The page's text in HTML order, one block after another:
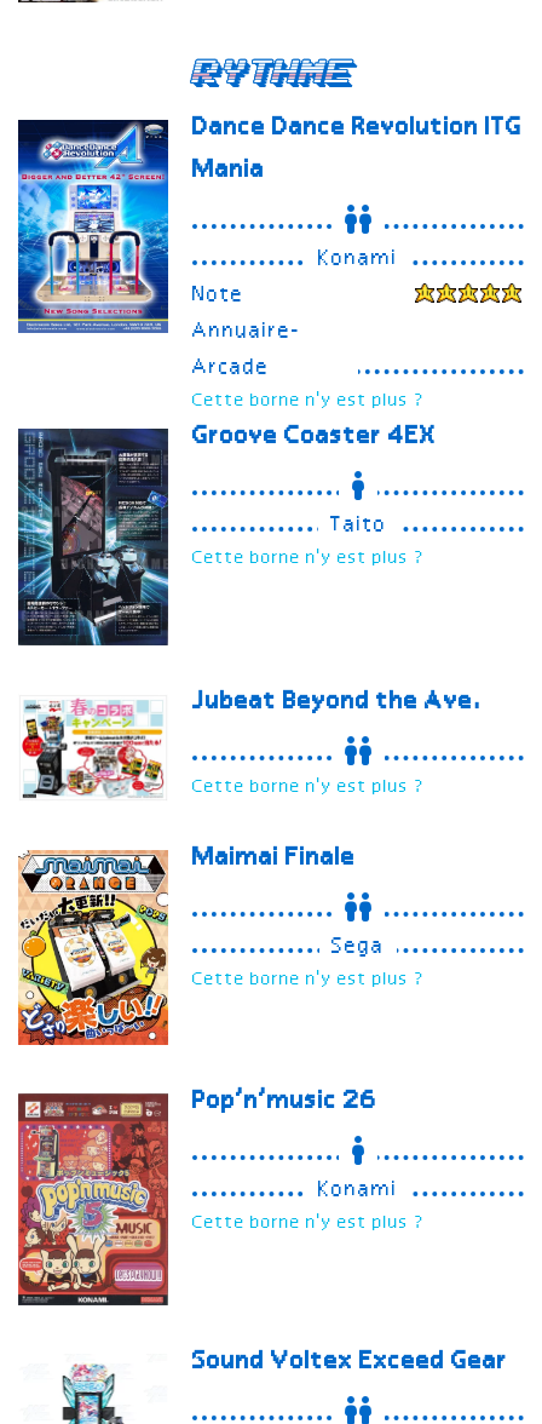
Rythme
Dance Dance Revolution ITG
Mania
Konami
Note
Annuaire-
Arcade
Cette borne n'y est plus ?
Groove Coaster 4EX
Taito
Cette borne n'y est plus ?
Jubeat Beyond the Ave.
Cette borne n'y est plus ?
MaimaiFinale
Sega
Cette borne n'y est plus ?
Pop’n’music 26
Konami
Cette borne n'y est plus ?
Sound Voltex Exceed Gear